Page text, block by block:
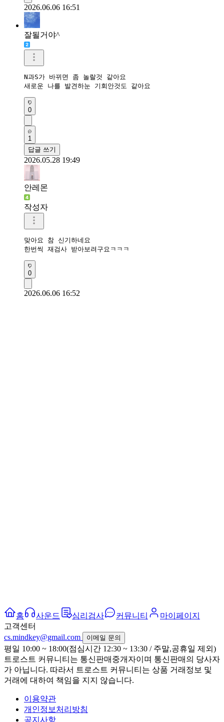
2026.06.06 16:51
잘될거야^
N과S가 바뀌면 좀 놀랄것 같아요
새로운 나를 발견하눈 기회안것도 같아요
0
1
답글 쓰기
2026.05.28 19:49
안레몬
작성자
맞아요 참 신기하네요
한번씩 재검사 받아보려구요ㅋㅋㅋ
0
2026.06.06 16:52
홈 사운드 심리검사 커뮤니티
마이페이지
고객센터
cs.mindkey@gmail.com
이메일 문의
평일 10:00 ~ 18:00(점심시간 12:30 ~ 13:30 / 주말,공휴일 제외)
트로스트 커뮤니티는 통신판매중개자이며 통신판매의 당사자
가 아닙니다. 따라서 트로스트 커뮤니티는 상품 거래정보 및
거래에 대하여 책임을 지지 않습니다.
이용약관
개인정보처리방침
공지사항